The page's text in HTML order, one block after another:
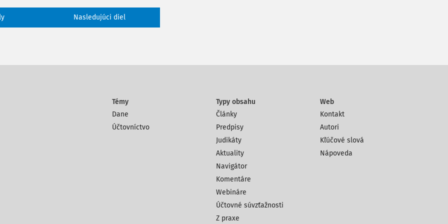
tovaru zahraničnou osobou
ak kupujúci je nezdaniteľnou
sa nezúčastňuje na dodaní
Nasledujúci diel
Témy
Dane
Účtovníctvo
Typy obsahu
Články
Predpisy
Judikáty
Aktuality
Navigátor
Komentáre
Webináre
Účtovné súvzťažnosti
Z praxe
Web
Kontakt
Autori
Kľúčové slová
Nápoveda